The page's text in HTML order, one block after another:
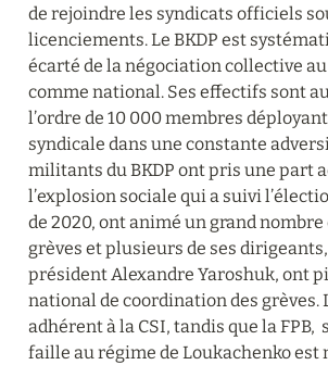
de rejoindre les syndicats officiels
licenciements. Le BKDP est
écarté de la négociation collective
comme national. Ses effectifs sont
l’ordre de 10 000 membres
syndicale dans une constante
militants du BKDP ont pris une part
l’explosion sociale qui a suivi
de 2020, ont animé un grand nombre
grèves et plusieurs de ses
président Alexandre Yaroshuk, ont
national de coordination des grèves.
adhérent à la CSI, tandis que la FPB,
faille au régime de Loukachenko est